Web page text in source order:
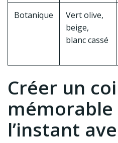
Botanique
Vert olive,
beige,
blanc cassé
Créer un
l’instant